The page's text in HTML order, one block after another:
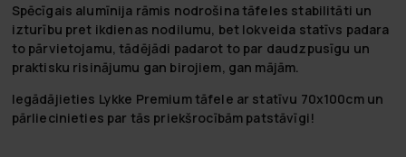
Spēcīgais alumīnija rāmis nodrošina tāfeles stabilitāti un
izturību pret ikdienas nodilumu, bet lokveida statīvs padara
to pārvietojamu, tādējādi padarot to par daudzpusīgu un
praktisku risinājumu gan birojiem, gan mājām.
Iegādājieties Lykke Premium tāfele ar statīvu 70x100cm un
pārliecinieties par tās priekšrocībām patstāvīgi!